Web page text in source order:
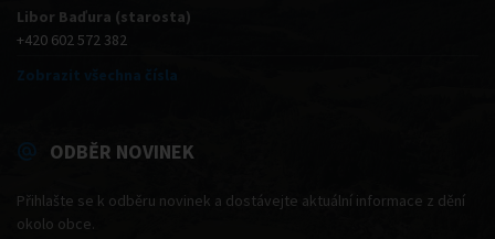
Libor Baďura (starosta)
+420 602 572 382
Zobrazit všechna čísla
ODBĚR NOVINEK
Přihlašte se k odběru novinek a dostávejte aktuální informace z dění
okolo obce.